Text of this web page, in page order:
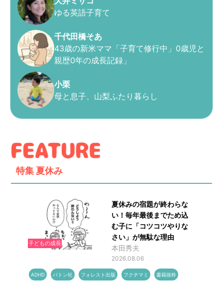
ゆる英語子育て
千代田橋そあ
43歳の新米ママ「子育て修行中」0歳児と
親歴0年の成長記録」
小栗
母と息子、山梨ふたり暮らし
特集 夏休み
子どもの成長
夏休みの宿題が終わらな
い！毎年最後までため込
む子に「コツコツやりな
さい」が無駄な理由
本田秀夫
2026.08.06
ADHD バトン社 フォレスト出版 フクチマミ 書籍抜粋